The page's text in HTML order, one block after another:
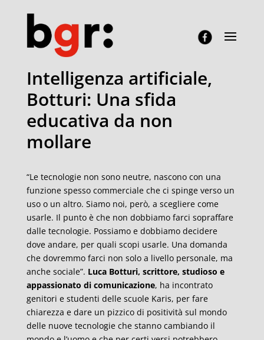
Intelligenza artificiale,
Botturi: Una sfida
educativa da non
mollare
“Le tecnologie non sono neutre, nascono con una
funzione spesso commerciale che ci spinge verso un
uso o un altro. Siamo noi, però, a scegliere come
usarle. Il punto è che non dobbiamo farci sopraffare
dalle tecnologie. Possiamo e dobbiamo decidere
dove andare, per quali scopi usarle. Una domanda
che dovremmo farci non solo a livello personale, ma
anche sociale”. Luca Botturi, scrittore, studioso e
appassionato di comunicazione, ha incontrato
genitori e studenti delle scuole Karis, per fare
chiarezza e dare un pizzico di positività sul mondo
delle nuove tecnologie che stanno cambiando il